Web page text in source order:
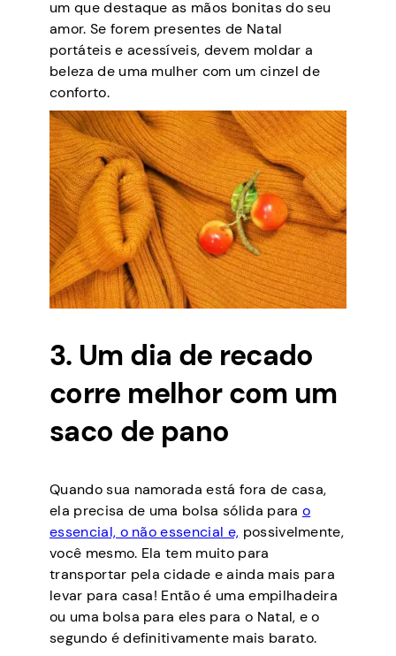
um que destaque as mãos bonitas do seu
amor. Se forem presentes de Natal
portáteis e acessíveis, devem moldar a
beleza de uma mulher com um cinzel de
conforto.
3. Um dia de recado
corre melhor com um
saco de pano
Quando sua namorada está fora de casa,
ela precisa de uma bolsa sólida para o
essencial, o não essencial e, possivelmente,
você mesmo. Ela tem muito para
transportar pela cidade e ainda mais para
levar para casa! Então é uma empilhadeira
ou uma bolsa para eles para o Natal, e o
segundo é definitivamente mais barato.